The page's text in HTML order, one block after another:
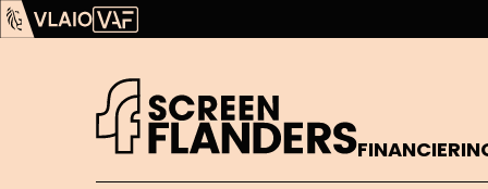
Ga verder naar de inhoud
Vlaams Audiovisueel Fonds (VAF)
Startpagina